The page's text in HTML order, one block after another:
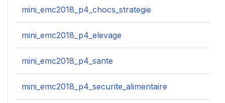
mini_emc2018_p4_chocs_strategie
mini_emc2018_p4_elevage
mini_emc2018_p4_sante
mini_emc2018_p4_securite_alimentaire